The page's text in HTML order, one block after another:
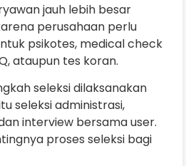
jauh lebih besar
perusahaan perlu
psikotes, medical check
ataupun tes koran.
seleksi dilaksanakan
seleksi administrasi,
interview bersama user.
proses seleksi bagi